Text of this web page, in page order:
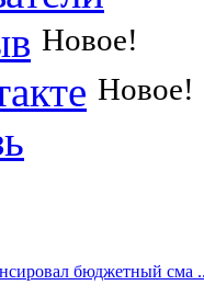
Новое!
Новое!
бюджетный сма